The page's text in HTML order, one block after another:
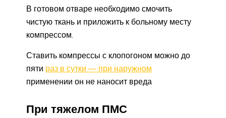
В готовом отваре необходимо смочить
чистую ткань и приложить к больному месту
компрессом.
Ставить компрессы с клопогоном можно до
пяти раз в сутки — при наружном
применении он не наносит вреда
При тяжелом ПМС